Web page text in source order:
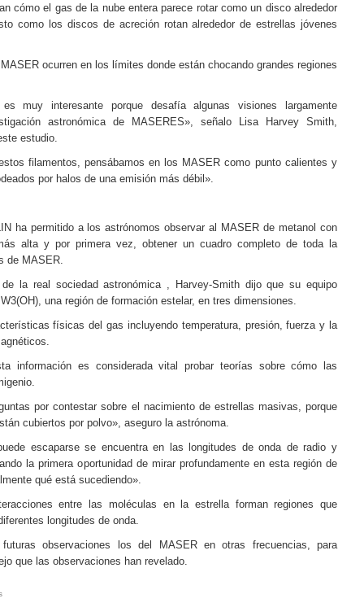
cómo el gas de la nube entera parece rotar como un disco alrededor
como los discos de acreción rotan alrededor de estrellas jóvenes
ocurren en los límites donde están chocando grandes regiones
es muy interesante porque desafía algunas visiones largamente
astronómica de MASERES», señalo Lisa Harvey Smith,
estudio.
filamentos, pensábamos en los MASER como punto calientes y
por halos de una emisión más débil».
ha permitido a los astrónomos observar al MASER de metanol con
alta y por primera vez, obtener un cuadro completo de toda la
de MASER.
de la real sociedad astronómica , Harvey-Smith dijo que su equipo
una región de formación estelar, en tres dimensiones.
físicas del gas incluyendo temperatura, presión, fuerza y la
información es considerada vital probar teorías sobre cómo las
por contestar sobre el nacimiento de estrellas masivas, porque
cubiertos por polvo», aseguro la astrónoma.
escaparse se encuentra en las longitudes de onda de radio y
la primera oportunidad de mirar profundamente en esta región de
qué está sucediendo».
entre las moléculas en la estrella forman regiones que
longitudes de onda.
futuras observaciones los del MASER en otras frecuencias, para
que las observaciones han revelado.